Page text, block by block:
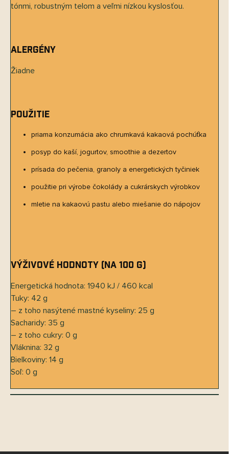
tónmi, robustným telom a veľmi nízkou kyslosťou.
Alergény
Žiadne
Použitie
priama konzumácia ako chrumkavá kakaová pochúťka
posyp do kaší, jogurtov, smoothie a dezertov
prísada do pečenia, granoly a energetických tyčiniek
použitie pri výrobe čokolády a cukrárskych výrobkov
mletie na kakaovú pastu alebo miešanie do nápojov
Výživové hodnoty (na 100 g)
Energetická hodnota: 1940 kJ / 460 kcal
Tuky: 42 g
– z toho nasýtené mastné kyseliny: 25 g
Sacharidy: 35 g
– z toho cukry: 0 g
Vláknina: 32 g
Bielkoviny: 14 g
Soľ: 0 g